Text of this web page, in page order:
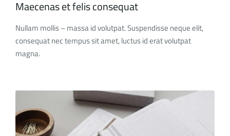
Maecenas et felis consequat
Nullam mollis – massa id volutpat. Suspendisse neque elit,
consequat nec tempus sit amet, luctus id erat volutpat
magna.